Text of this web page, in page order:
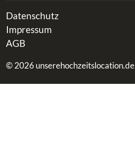
Datenschutz
Impressum
AGB
© 2026 unserehochzeitslocation.de